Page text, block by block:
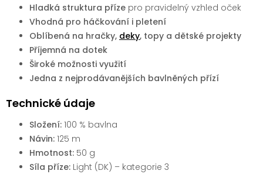
Hladká struktura příze pro pravidelný vzhled oček
Vhodná pro háčkování i pletení
Oblíbená na hračky, deky, topy a dětské projekty
Příjemná na dotek
Široké možnosti využití
Jedna z nejprodávanějších bavlněných přízí
Technické údaje
Složení: 100 % bavlna
Návin: 125 m
Hmotnost: 50 g
Síla příze: Light (DK) – kategorie 3